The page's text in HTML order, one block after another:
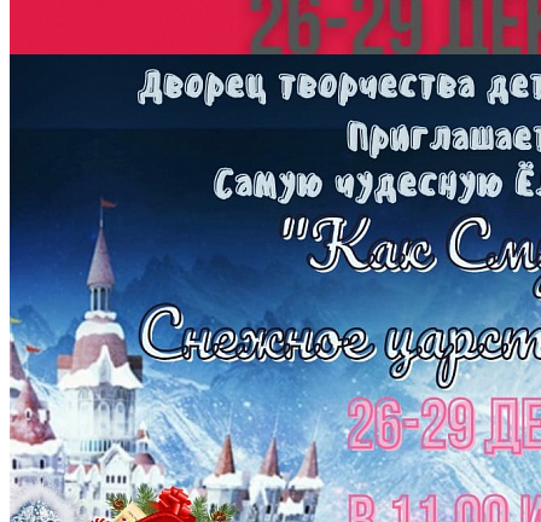
Количество просмотров: 1624
Дед Мороз и Снегурочка приглашают учащихся
школ города на новогодние праздникис 26 по
29 декабряв городской Дворец творчества
детей и молодёжи (ул. Сергеева,10).